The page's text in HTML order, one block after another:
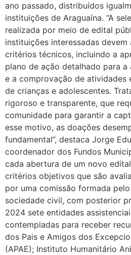
ano passado, distribuídos
instituições de Araguaína. “A
realizada por meio de edital
instituições interessadas
critérios técnicos, incluindo a
plano de ação detalhado para
e a comprovação de atividades
de crianças e adolescentes.
rigoroso e transparente, que
comunidade para garantir a
esse motivo, as doações
fundamental”, destaca Jorge
coordenador dos Fundos
cada abertura de um novo
critérios objetivos que são
por uma comissão formada
sociedade civil, com posterior
2024 sete entidades
contempladas para receber
dos Pais e Amigos dos
(APAE); Instituto Humanitário